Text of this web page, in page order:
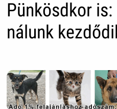
Pünkösdkor
nálunk